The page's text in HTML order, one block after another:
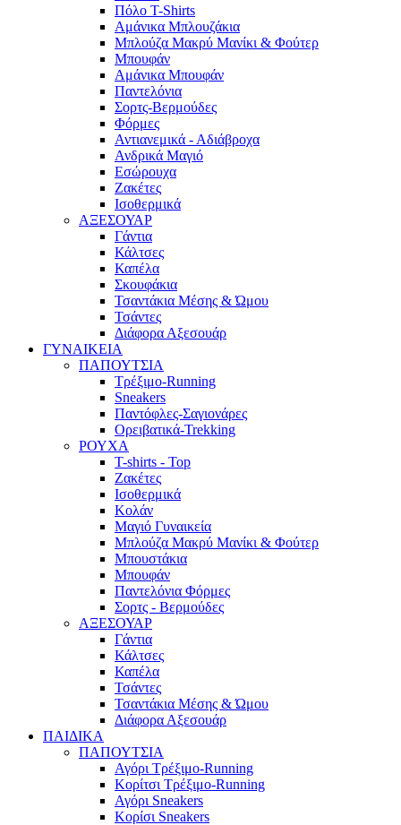
Πόλο T-Shirts
Αμάνικα Μπλουζάκια
Μπλούζα Μακρύ Μανίκι & Φούτερ
Μπουφάν
Αμάνικα Μπουφάν
Παντελόνια
Σορτς-Βερμούδες
Φόρμες
Αντιανεμικά - Αδιάβροχα
Ανδρικά Μαγιό
Εσώρουχα
Ζακέτες
Ισοθερμικά
ΑΞΕΣΟΥΑΡ
Γάντια
Κάλτσες
Καπέλα
Σκουφάκια
Τσαντάκια Μέσης & Ώμου
Τσάντες
Διάφορα Αξεσουάρ
ΓΥΝΑΙΚΕΙΑ
ΠΑΠΟΥΤΣΙΑ
Τρέξιμο-Running
Sneakers
Παντόφλες-Σαγιονάρες
Ορειβατικά-Trekking
ΡΟΥΧΑ
T-shirts - Top
Ζακέτες
Ισοθερμικά
Κολάν
Μαγιό Γυναικεία
Μπλούζα Μακρύ Μανίκι & Φούτερ
Μπουστάκια
Μπουφάν
Παντελόνια Φόρμες
Σορτς - Βερμούδες
ΑΞΕΣΟΥΑΡ
Γάντια
Κάλτσες
Καπέλα
Τσάντες
Τσαντάκια Μέσης & Ώμου
Διάφορα Αξεσουάρ
ΠΑΙΔΙΚΑ
ΠΑΠΟΥΤΣΙΑ
Αγόρι Τρέξιμο-Running
Κορίτσι Τρέξιμο-Running
Αγόρι Sneakers
Κορίσι Sneakers